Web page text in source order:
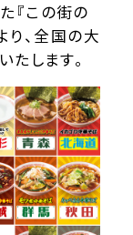
『この街の
、全国の大
します。